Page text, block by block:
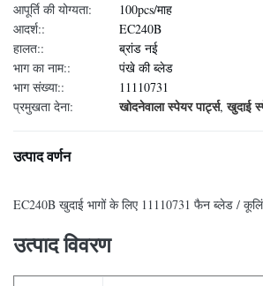
आपूर्ति की योग्यता:
100pcs/माह
आदर्श::
EC240B
हालत::
ब्रांड नई
भाग का नाम::
पंखे की ब्लेड
भाग संख्या::
11110731
प्रमुखता देना:
खोदनेवाला स्पेयर पार्ट्स,खुदाई
उत्पाद वर्णन
EC240B खुदाई भागों के लिए 11110731 फैन ब्लेड /
उत्पाद विवरण